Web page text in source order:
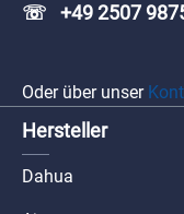
☏ +49 2507
Oder über unser
Hersteller
Dahua